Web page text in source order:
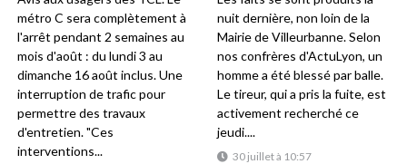
métro C sera complètement à
l'arrêt pendant 2 semaines au
mois d'août : du lundi 3 au
dimanche 16 août inclus. Une
interruption de trafic pour
permettre des travaux
d'entretien. "Ces
interventions...
30 juillet à 10:57
nuit dernière, non loin de la
Mairie de Villeurbanne. Selon
nos confrères d'ActuLyon, un
homme a été blessé par balle.
Le tireur, qui a pris la fuite, est
activement recherché ce
jeudi....